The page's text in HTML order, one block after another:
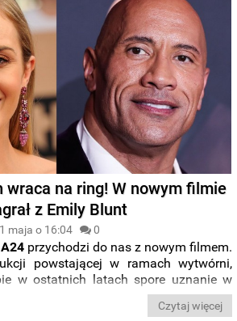
wraca na ring! W nowym filmie
z Emily Blunt
maja o 16:04 0
A24 przychodzi do nas z nowym filmem.
powstającej w ramach wytwórni,
w ostatnich latach spore uznanie w
z najpopularniejszych hollywoodzkich
prezentuje się
Czytaj więcej